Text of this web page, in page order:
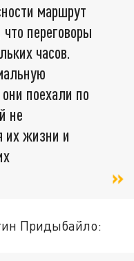
маршрут
переговоры
часов.
поехали по
не
их жизни и
Придыбайло: